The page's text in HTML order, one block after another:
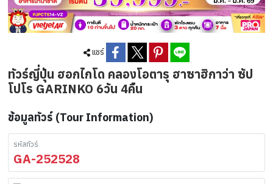
แชร์
ทัวร์ญี่ปุ่น ฮอกไกโด คลองโอตารุ ฮาซาฮิกาว่า ซัป
โปโร GARINKO 6วัน 4คืน
ข้อมูลทัวร์ (Tour Information)
รหัสทัวร์
GA-252528